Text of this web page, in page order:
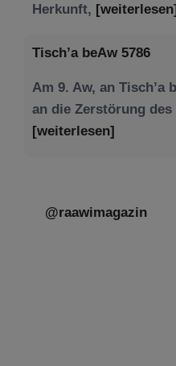
Herkunft,
Tisch’a beAw 5786
Am 9. Aw, an Tisch’a
an die Zerstörung des
[weiterlesen]
@raawimagazin